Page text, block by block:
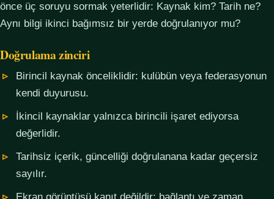
önce üç soruyu sormak yeterlidir: Kaynak kim? Tarih ne?
Aynı bilgi ikinci bağımsız bir yerde doğrulanıyor mu?
Doğrulama zinciri
Birincil kaynak önceliklidir: kulübün veya federasyonun
kendi duyurusu.
İkincil kaynaklar yalnızca birincili işaret ediyorsa
değerlidir.
Tarihsiz içerik, güncelliği doğrulanana kadar geçersiz
sayılır.
Ekran görüntüsü kanıt değildir; bağlantı ve zaman